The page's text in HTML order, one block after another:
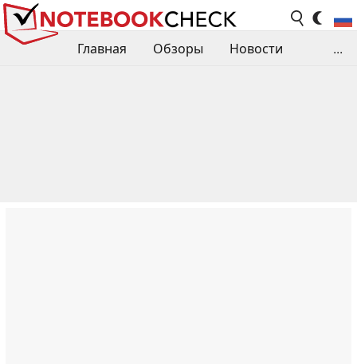
Главная Обзоры
Новости
...